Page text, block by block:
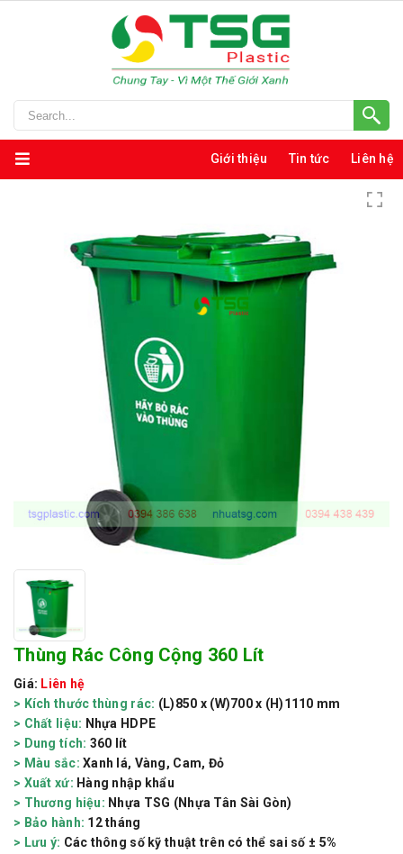
Giới thiệu Tin tức Liên hệ
Thùng Rác Công Cộng 360 Lít
Giá: Liên hệ
> Kích thước thùng rác: (L)850 x (W)700 x (H)1110 mm
> Chất liệu: Nhựa HDPE
> Dung tích: 360 lít
> Màu sắc: Xanh lá, Vàng, Cam, Đỏ
> Xuất xứ: Hàng nhập khẩu
> Thương hiệu: Nhựa TSG (Nhựa Tân Sài Gòn)
> Bảo hành: 12 tháng
> Lưu ý: Các thông số kỹ thuật trên có thể sai số ± 5%